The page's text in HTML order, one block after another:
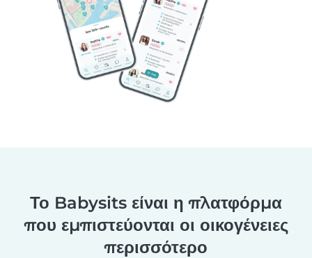
Το Babysits είναι η πλατφόρμα
που εμπιστεύονται οι οικογένειες
περισσότερο